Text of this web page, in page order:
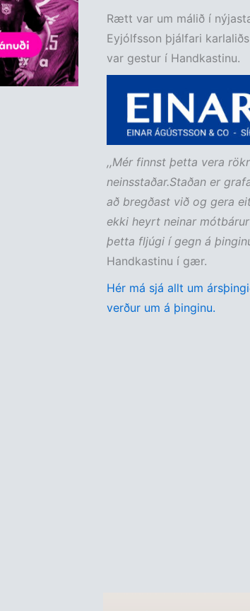
Rætt var um málið í
Eyjólfsson þjálfari
var gestur í Handkastinu.
,,Mér finnst þetta vera
neinsstaðar.Staðan er
að bregðast við og gera
ekki heyrt neinar
þetta fljúgi í gegn á
Handkastinu í gær.
Hér má sjá allt um
verður um á þinginu.